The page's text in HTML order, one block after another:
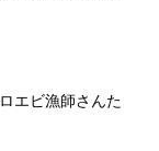
エビ漁師さんた